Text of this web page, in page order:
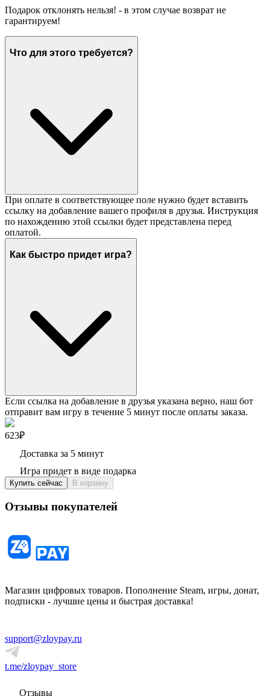
Подарок отклонять нельзя! - в этом случае возврат не
гарантируем!
Что для этого требуется?
При оплате в соответствующее поле нужно будет вставить
ссылку на добавление вашего профиля в друзья. Инструкция
по нахождению этой ссылки будет представлена перед
оплатой.
Как быстро придет игра?
Если ссылка на добавление в друзья указана верно, наш бот
отправит вам игру в течение 5 минут после оплаты заказа.
623₽
Доставка за 5 минут
Игра придет в виде подарка
Купить сейчас В корзину
Отзывы покупателей
Магазин цифровых товаров. Пополнение Steam, игры, донат,
подписки - лучшие цены и быстрая доставка!
support@zloypay.ru
t.me/zloypay_store
Отзывы